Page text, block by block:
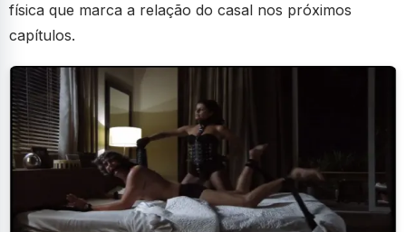
física que marca a relação do casal nos próximos
capítulos.